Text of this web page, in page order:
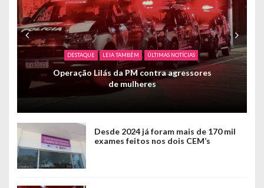
DESTAQUE LEIA TAMBÉM ÚLTIMAS NOTÍCIAS
Operação Lilás da PM contra agressores
de mulheres
Desde 2024 já foram mais de 170 mil
exames feitos nos dois CEM’s